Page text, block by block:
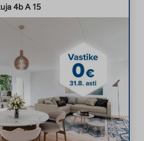
4b A 15